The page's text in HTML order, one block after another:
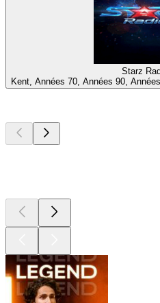
Starz
Kent, Années 70, Années 90,